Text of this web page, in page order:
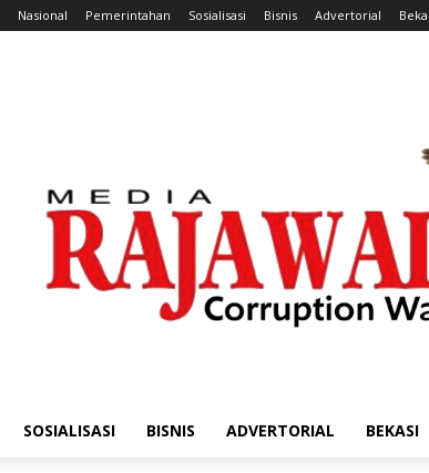
Nasional Pemerintahan Sosialisasi Bisnis Advertorial
SOSIALISASI BISNIS ADVERTORIAL BEKASI